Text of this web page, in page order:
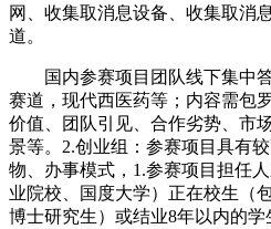
网、收集取消息设备、收集取消
道。
国内参赛项目团队线下集中答
赛道，现代西医药等；内容需包
价值、团队引见、合作劣势、市
景等。2.创业组：参赛项目具有
物、办事模式，1.参赛项目担任
业院校、国度大学）正在校生（
博士研究生）或结业8年以内的学